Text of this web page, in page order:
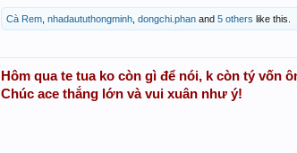
Cà Rem nhadaututhongminh dongchi.phan and 5 others like this.
Hôm qua te tua ko còn gì để nói, k còn tý vốn
Chúc ace thắng lớn và vui xuân như ý!